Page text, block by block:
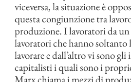
viceversa, la situazione è
questa congiunzione tra
produzione. I lavoratori da
lavoratori che hanno soltanto
lavorare e dall’altro vi sono
capitalisti i quali sono i
Marx chiama i mezzi di